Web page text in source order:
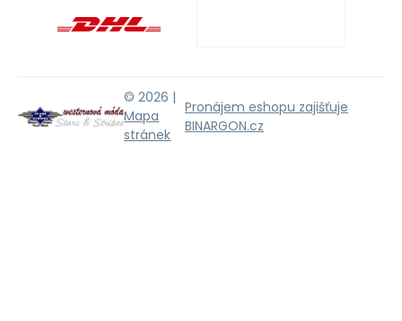
© 2026 |
Mapa
stránek
Pronájem eshopu zajišťuje
BINARGON.cz